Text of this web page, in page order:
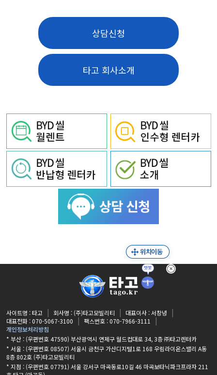
상담신청
타고 회사소개
사이트명 : 타고 회사명 : (주)타고모빌리티
대표이사 : 서창녕
대표전화 : 070-5067-3100
팩스번호 : 070-7966-3111
개인정보처리방침
* 부산 : (우편번호 47590) 부산광역시 연제구 월드컵대로 34, 3층 ㈜타고렌터카
* 서울 : (우편번호 08507) 서울시 금천구 가산디지털1로 168 우림라이온스밸리 A동
8층 802호 (주)타고모빌리티
* 지점 : (우편번호 07791) 서울 강서구 마곡동로10길 46 마곡보타닉파크프라자 211